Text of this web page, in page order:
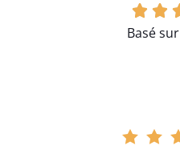
Basé sur